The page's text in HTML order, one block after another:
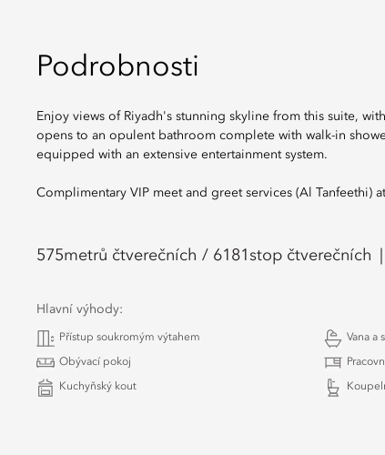
Podrobnosti
Enjoy views of Riyadh's stunning skyline from this suite,
opens to an opulent bathroom complete with walk-in
equipped with an extensive entertainment system.
Complimentary VIP meet and greet services (Al Tanfeethi)
575metrů čtverečních / 6181 stop čtverečních
Hlavní výhody:
Přístup soukromým výtahem Vana a
Obývací pokoj
Kuchyňský kout